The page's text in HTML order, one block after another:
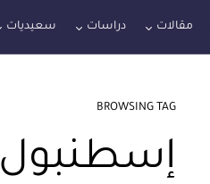
مقالات دراسات سعيديات
BROWSING TAG
إسطنبول